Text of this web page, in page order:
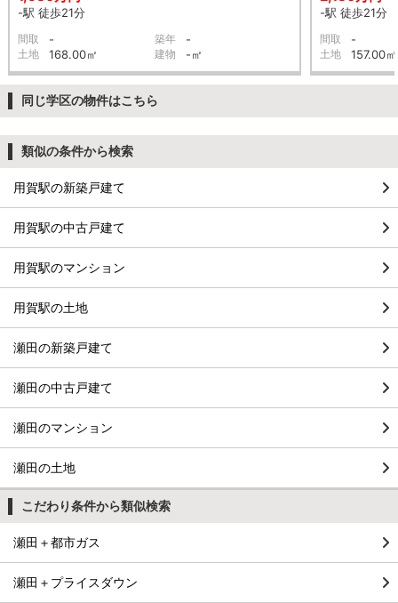
-駅 徒歩21分
間取 - 築年 -
土地 168.00㎡ 建物 -㎡
-駅 徒歩21分
間取 -
土地 157.00㎡
同じ学区の物件はこちら
類似の条件から検索
用賀駅の新築戸建て
用賀駅の中古戸建て
用賀駅のマンション
用賀駅の土地
瀬田の新築戸建て
瀬田の中古戸建て
瀬田のマンション
瀬田の土地
こだわり条件から類似検索
瀬田＋都市ガス
瀬田＋プライスダウン